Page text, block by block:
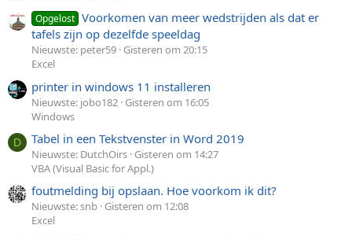
Opgelost Voorkomen van meer wedstrijden als dat er
tafels zijn op dezelfde speeldag
Nieuwste: peter59 Gisteren om 20:15
Excel
printer in windows 11 installeren
Nieuwste: jobo182 Gisteren om 16:05
Windows
D Tabel in een Tekstvenster in Word 2019
Nieuwste: DutchOirs Gisteren om 14:27
VBA (Visual Basic for Appl.)
foutmelding bij opslaan. Hoe voorkom ik dit?
Nieuwste: snb Gisteren om 12:08
Excel